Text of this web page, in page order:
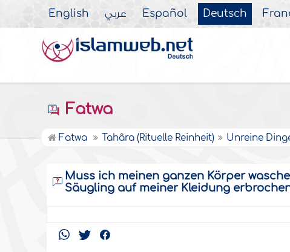
English عربي Español Deutsch
Fatwa
Fatwa Tahâra (Rituelle Reinheit) Unreine
Muss ich meinen ganzen Körper
Säugling auf meiner Kleidung